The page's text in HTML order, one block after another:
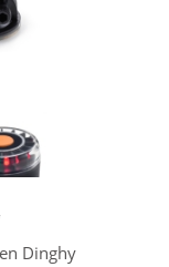
Dinghy